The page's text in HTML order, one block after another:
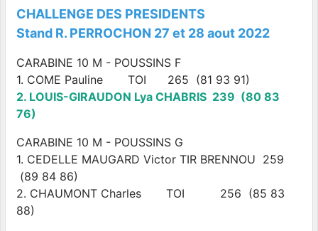
CHALLENGE DES PRESIDENTS
Stand R. PERROCHON 27 et 28 aout 2022
CARABINE 10 M - POUSSINS F
1. COME Pauline TOI 265 (81 93 91)
2. LOUIS-GIRAUDON Lya CHABRIS 239 (80 83
76)
CARABINE 10 M - POUSSINS G
1. CEDELLE MAUGARD Victor TIR BRENNOU 259
(89 84 86)
2. CHAUMONT Charles TOI 256 (85 83
88)